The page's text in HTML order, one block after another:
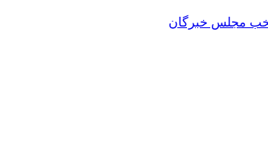
مجلس‌ خبرگان